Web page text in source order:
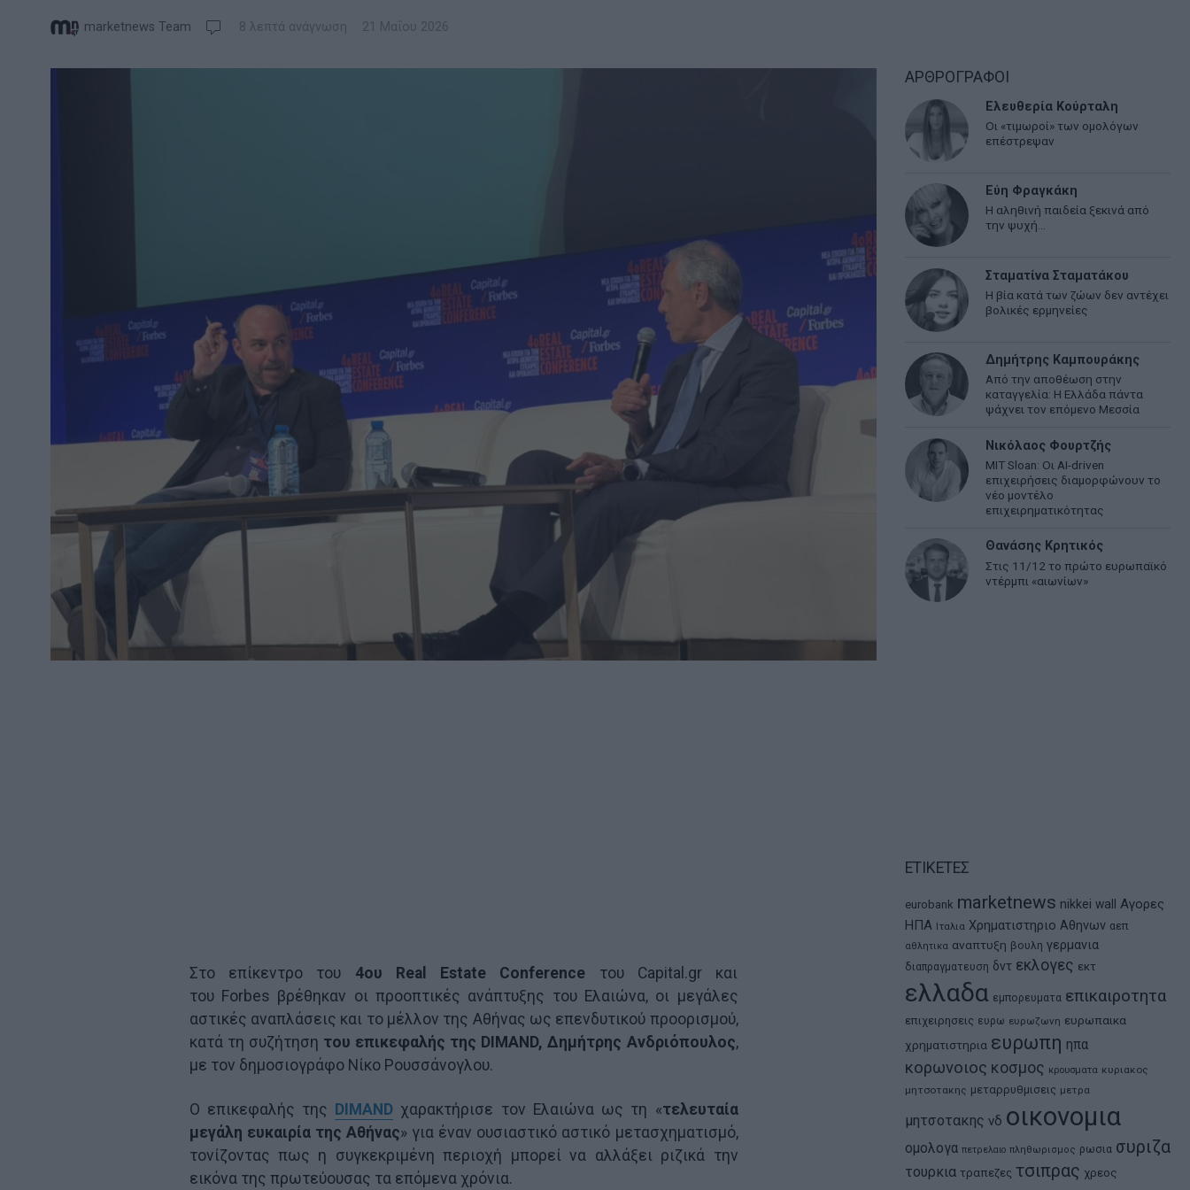
marketnews Team 8 λεπτά ανάγνωση 21 Μαΐου 2026
Στο επίκεντρο του 4ου Real Estate Conference του Capital.gr και
του Forbes βρέθηκαν οι προοπτικές ανάπτυξης του Ελαιώνα, οι μεγάλες
αστικές αναπλάσεις και το μέλλον της Αθήνας ως επενδυτικού προορισμού,
κατά τη συζήτηση του επικεφαλής της DIMAND, Δημήτρης Ανδριόπουλος,
με τον δημοσιογράφο Νίκο Ρουσσάνογλου.
Ο επικεφαλής της DIMAND χαρακτήρισε τον Ελαιώνα ως τη «τελευταία
μεγάλη ευκαιρία της Αθήνας» για έναν ουσιαστικό αστικό μετασχηματισμό,
τονίζοντας πως η συγκεκριμένη περιοχή μπορεί να αλλάξει ριζικά την
εικόνα της πρωτεύουσας τα επόμενα χρόνια.
ΑΡΘΡΟΓΡΑΦΟΙ
Ελευθερία Κούρταλη
Οι «τιμωροί» των ομολόγων
επέστρεψαν
Εύη Φραγκάκη
Η αληθινή παιδεία ξεκινά από
την ψυχή…
Σταματίνα Σταματάκου
Η βία κατά των ζώων δεν αντέχει
βολικές ερμηνείες
Δημήτρης Καμπουράκης
Από την αποθέωση στην
καταγγελία: Η Ελλάδα πάντα
ψάχνει τον επόμενο Μεσσία
Νικόλαος Φουρτζής
MIT Sloan: Οι AI-driven
επιχειρήσεις διαμορφώνουν το
νέο μοντέλο
επιχειρηματικότητας
Θανάσης Κρητικός
Στις 11/12 το πρώτο ευρωπαϊκό
ντέρμπι «αιωνίων»
ΕΤΙΚΕΤΕΣ
eurobank marketnews nikkei wall
Αγορες
ΗΠΑ Ιταλια Χρηματιστηριο Αθηνων αεπ
αθλητικα αναπτυξη βουλη γερμανια
διαπραγματευση δντ εκλογες εκτ
ελλαδα εμπορευματα επικαιροτητα
επιχειρησεις ευρω ευρωζωνη ευρωπαικα
χρηματιστηρια ευρωπη ηπα
κορωνοιος κοσμος κρουσματα κυριακος
μητσοτακης μεταρρυθμισεις μετρα
μητσοτακης νδ οικονομια
ομολογα πετρελαιο πληθωρισμος ρωσια συριζα
τουρκια τραπεζες τσιπρας χρεος